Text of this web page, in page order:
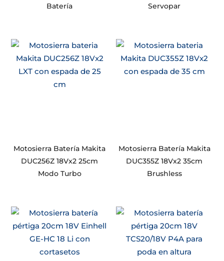
Batería
Servopar
Motosierra Batería Makita
DUC256Z 18Vx2 25cm
Modo Turbo
Motosierra Batería Makita
DUC355Z 18Vx2 35cm
Brushless